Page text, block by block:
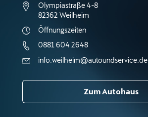
Olympiastraße 4-8
82362 Weilheim
Öffnungszeiten
0881 604 2648
info.weilheim@autoundservice.de
Zum Autohaus